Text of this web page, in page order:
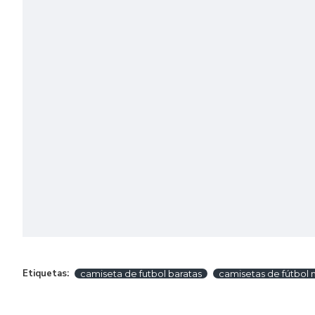
Etiquetas: camiseta de futbol baratas camisetas de fútbol